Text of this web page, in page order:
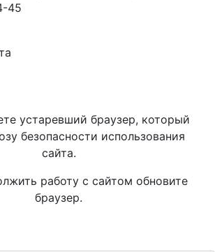
45
устаревший браузер, который
безопасности использования
сайта.
работу с сайтом обновите
браузер.